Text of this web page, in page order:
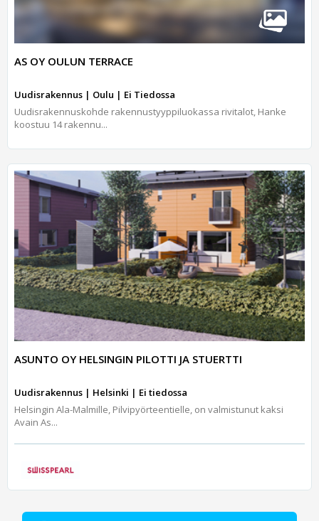
AS OY OULUN TERRACE
Uudisrakennus | Oulu | Ei Tiedossa
Uudisrakennuskohde rakennustyyppiluokassa rivitalot, Hanke
koostuu 14 rakennu...
ASUNTO OY HELSINGIN PILOTTI JA STUERTTI
Uudisrakennus | Helsinki | Ei tiedossa
Helsingin Ala-Malmille, Pilvipyörteentielle, on valmistunut kaksi
Avain As...